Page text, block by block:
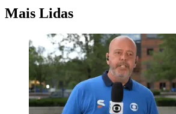
Mais Lidas